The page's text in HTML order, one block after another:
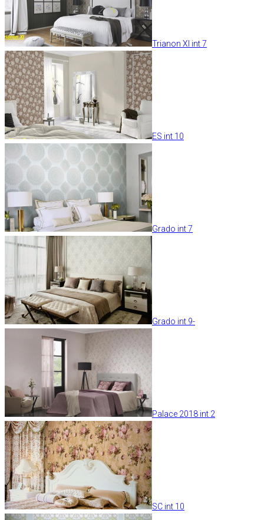
Trianon XI int 7
ES int 10
Grado int 7
Grado int 9-
Palace 2018 int 2
SC int 10